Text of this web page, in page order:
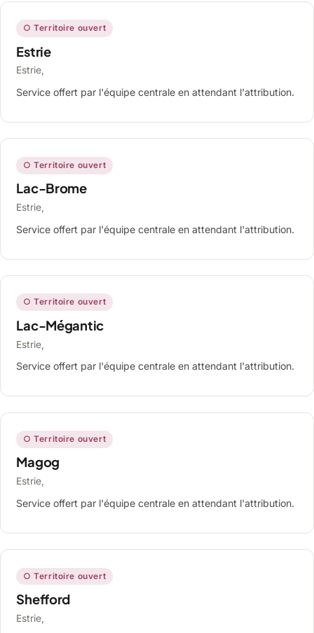
○ Territoire ouvert
Estrie
Estrie,
Service offert par l'équipe centrale en attendant l'attribution.
○ Territoire ouvert
Lac-Brome
Estrie,
Service offert par l'équipe centrale en attendant l'attribution.
○ Territoire ouvert
Lac-Mégantic
Estrie,
Service offert par l'équipe centrale en attendant l'attribution.
○ Territoire ouvert
Magog
Estrie,
Service offert par l'équipe centrale en attendant l'attribution.
○ Territoire ouvert
Shefford
Estrie,